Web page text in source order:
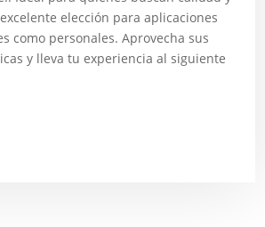
elección para aplicaciones
como personales. Aprovecha sus
y lleva tu experiencia al siguiente